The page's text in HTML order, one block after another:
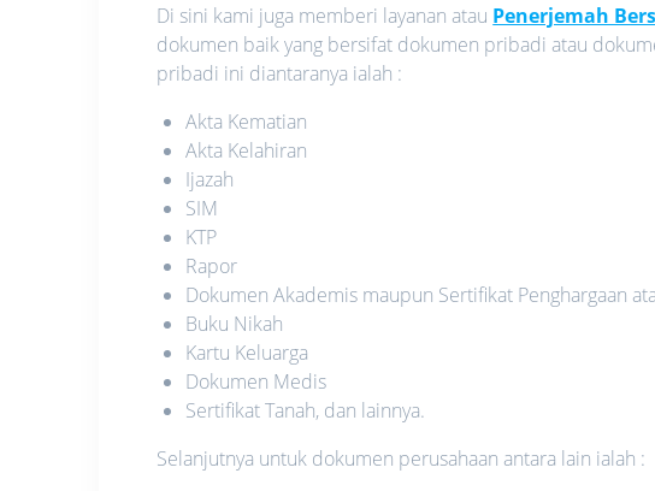
Di sini kami juga memberi layanan atau Penerjemah
dokumen baik yang bersifat dokumen pribadi atau
pribadi ini diantaranya ialah :
Akta Kematian
Akta Kelahiran
Ijazah
SIM
KTP
Rapor
Dokumen Akademis maupun Sertifikat Penghargaan
Buku Nikah
Kartu Keluarga
Dokumen Medis
Sertifikat Tanah, dan lainnya.
Selanjutnya untuk dokumen perusahaan antara lain ialah :